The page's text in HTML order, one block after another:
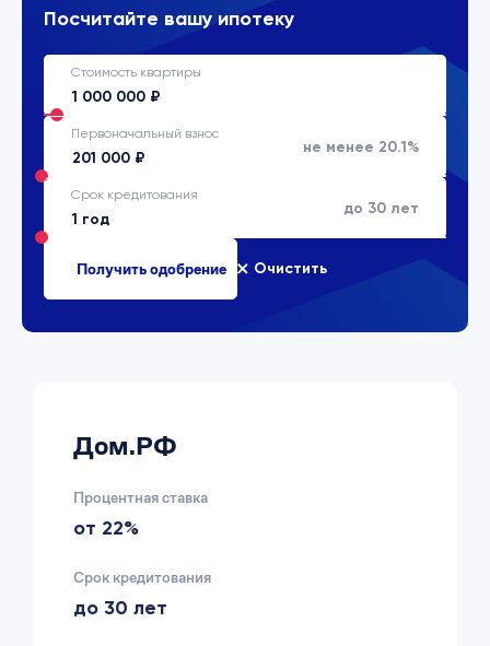
Посчитайте вашу ипотеку
Стоимость квартиры
Первоначальный взнос
не менее 20.1%
Срок кредитования
до 30 лет
Очистить
Дом.РФ
Процентная ставка
от 22%
Срок кредитования
до 30 лет